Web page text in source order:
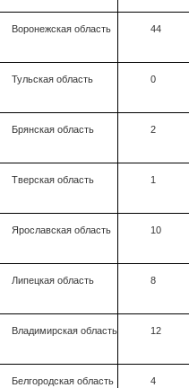
Воронежская область 44
Тульская область 0
Брянская область 2
Тверская область 1
Ярославская область 10
Липецкая область 8
Владимирская область 12
Белгородская область 4